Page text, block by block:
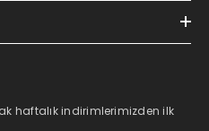
haftalık indirimlerimizden ilk